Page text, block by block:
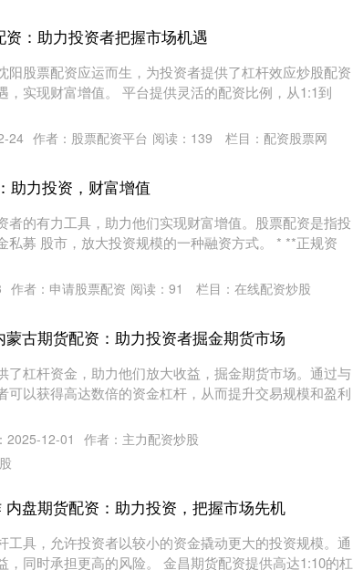
：助力投资者把握市场机遇
阳股票配资应运而生，为投资者提供了杠杆效应炒股配资
，实现财富增值。 平台提供灵活的配资比例，从1:1到
24 作者：股票配资平台 阅读： 139 栏目： 配资股票网
助力投资，财富增值
者的有力工具，助力他们实现财富增值。股票配资是指投
私募 股市，放大投资规模的一种融资方式。 * **正规资
作者：申请股票配资 阅读： 91 栏目： 在线配资炒股
古期货配资：助力投资者掘金期货市场
了杠杆资金，助力他们放大收益，掘金期货市场。通过与
可以获得高达数倍的资金杠杆，从而提升交易规模和盈利
2025-12-01
作者：主力配资炒股
盘期货配资：助力投资，把握市场先机
工具，允许投资者以较小的资金撬动更大的投资规模。通
，同时承担更高的风险。 金昌期货配资提供高达1:10的杠